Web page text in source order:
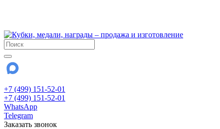
+7 (499) 151-52-01
+7 (499) 151-52-01
WhatsApp
Telegram
Заказать звонок